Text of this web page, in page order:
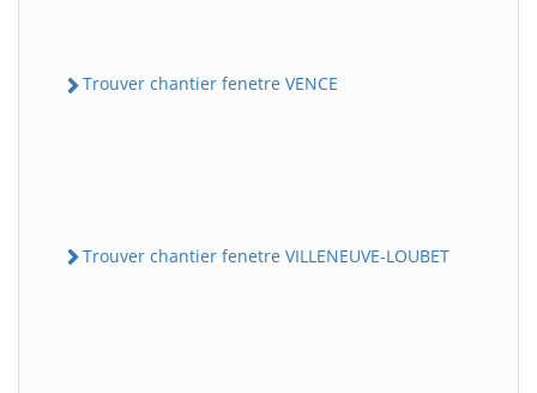
Trouver chantier fenetre VENCE
Trouver chantier fenetre VILLENEUVE-LOUBET